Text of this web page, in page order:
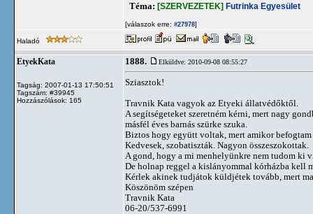
Téma: [SZERVEZETEK] Futrinka Egyesület
[válaszok erre: #27978]
Haladó
EtyekKata
Tagság: 2007-01-13 17:50:51
Tagszám: #39945
Hozzászólások: 165
1888. Elküldve: 2010-09-08 08:55:27
Sziasztok!
Travnik Kata vagyok az Etyeki állatvédőktől.
A segítségeteket szeretném kérni, mert nagy
másfél éves barnás szürke szuka.
Biztos hogy együtt voltak, mert amikor
Kedvesek, szobatiszták. Nagyon összeszokottak.
A gond, hogy a mi menhelyünkre nem tudom
De holnap reggel a kislányommal kórházba kell
Kérlek akinek tudjátok küldjétek tovább, mert
Köszönöm szépen
Travnik Kata
06-20/537-6991